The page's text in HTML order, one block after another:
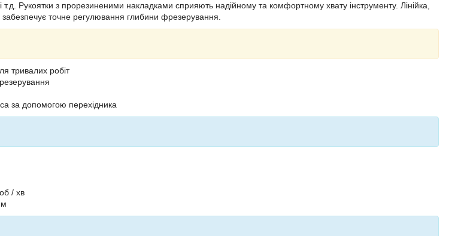
т.д. Рукоятки з прорезиненими накладками сприяють надійному та комфортному хвату інструменту. Лінійка,
забезпечує точне регулювання глибини фрезерування.
тривалих робіт
за допомогою перехідника
/ хв